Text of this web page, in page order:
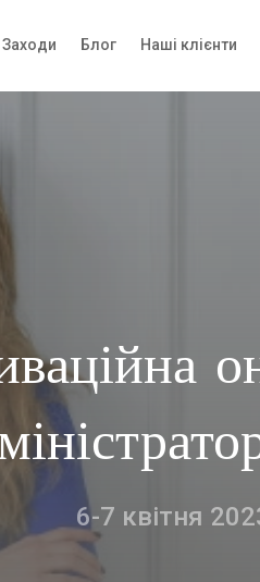
Заходи Блог Наші клієнти
6-7 квітня